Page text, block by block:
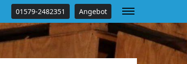
01579-2482351 Angebot